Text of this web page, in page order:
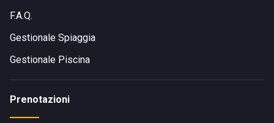
F.A.Q.
Gestionale Spiaggia
Gestionale Piscina
Prenotazioni